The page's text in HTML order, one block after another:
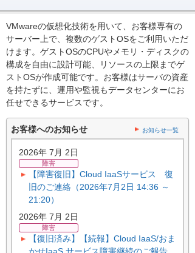
VMwareの仮想化技術を用いて、お客様専有の
サーバー上で、複数のゲストOSをご利用いただ
けます。ゲストOSのCPUやメモリ・ディスクの
構成を自由に設計可能、リソースの上限までゲ
ストOSが作成可能です。お客様はサーバの資産
を持たずに、運用や監視もデータセンターにお
任せできるサービスです。
お客様へのお知らせ お知らせ一覧
2026年 7月 2日
障害
【障害復旧】Cloud IaaSサービス 復
旧のご連絡（2026年7月2日 14:36 ～
21:20）
2026年 7月 2日
障害
【復旧済み】【続報】Cloud IaaS/おま